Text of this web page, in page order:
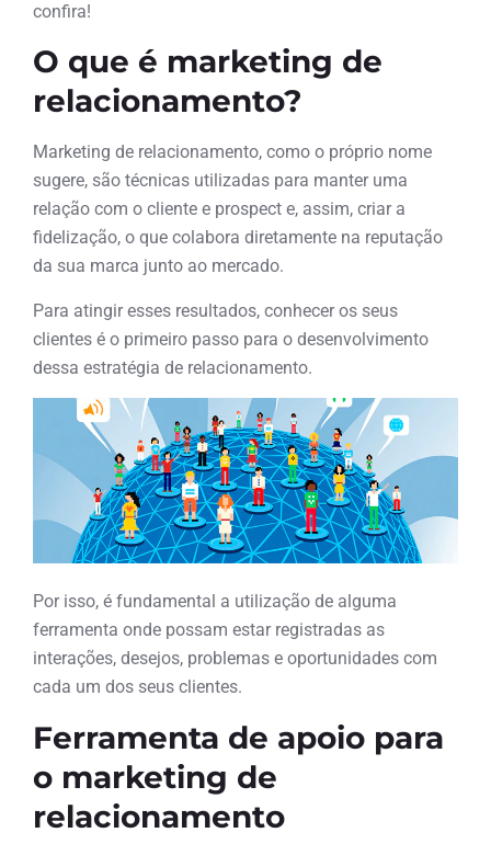
confira!
O que é marketing de
relacionamento?
Marketing de relacionamento, como o próprio nome
sugere, são técnicas utilizadas para manter uma
relação com o cliente e prospect e, assim, criar a
fidelização, o que colabora diretamente na reputação
da sua marca junto ao mercado.
Para atingir esses resultados, conhecer os seus
clientes é o primeiro passo para o desenvolvimento
dessa estratégia de relacionamento.
Por isso, é fundamental a utilização de alguma
ferramenta onde possam estar registradas as
interações, desejos, problemas e oportunidades com
cada um dos seus clientes.
Ferramenta de apoio para
o marketing de
relacionamento